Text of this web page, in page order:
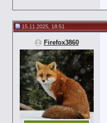
15.11.2025, 18:51
Firefox3860